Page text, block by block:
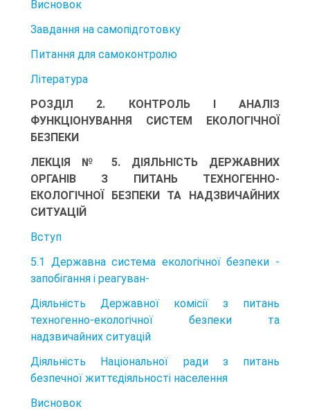
Висновок
Завдання на самопідготовку
Питання для самоконтролю
Література
РОЗДІЛ 2. КОНТРОЛЬ І АНАЛІЗ
ФУНКЦІОНУВАННЯ СИСТЕМ ЕКОЛОГІЧНОЇ
БЕЗПЕКИ
ЛЕКЦІЯ № 5. ДІЯЛЬНІСТЬ ДЕРЖАВНИХ
ОРГАНІВ З ПИТАНЬ ТЕХНОГЕННО-
ЕКОЛОГІЧНОЇ БЕЗПЕКИ ТА НАДЗВИЧАЙНИХ
СИТУАЦІЙ
Вступ
5.1 Державна система екологічної безпеки -
запобігання і реагуван-
Діяльність Державної комісії з питань
техногенно-екологічної безпеки та
надзвичайних ситуацій
Діяльність Національної ради з питань
безпечної життєдіяльності населення
Висновок